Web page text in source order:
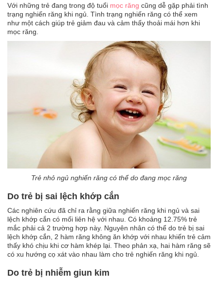
mẹ
Dành
cho
Với những trẻ đang trong độ tuổi mọc răng cũng dễ gặp phải tình
trạng nghiến răng khi ngủ. Tình trạng nghiến răng có thể xem
như một cách giúp trẻ giảm đau và cảm thấy thoải mái hơn khi
mọc răng.
Trẻ nhỏ ngủ nghiến răng có thể do đang mọc răng
Do trẻ bị sai lệch khớp cắn
Các nghiên cứu đã chỉ ra rằng giữa nghiến răng khi ngủ và sai
lệch khớp cắn có mối liên hệ với nhau. Có khoảng 12.75% trẻ
mắc phải cả 2 trường hợp này. Nguyên nhân có thể do trẻ bị sai
lệch khớp cắn, 2 hàm răng không ăn khớp với nhau khiến trẻ cảm
thấy khó chịu khi cơ hàm khép lại. Theo phản xạ, hai hàm răng sẽ
có xu hướng cọ xát vào nhau làm cho trẻ nghiến răng khi ngủ.
Do trẻ bị nhiễm giun kim